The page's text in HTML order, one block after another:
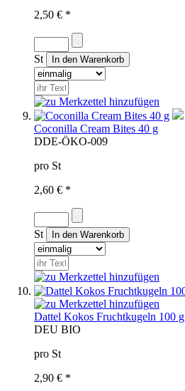
2,50 € *
St
Coconilla Cream Bites 40 g
DDE-ÖKO-009
pro St
2,60 € *
St
Dattel Kokos Fruchtkugeln 100 g
DEU BIO
pro St
2,90 € *